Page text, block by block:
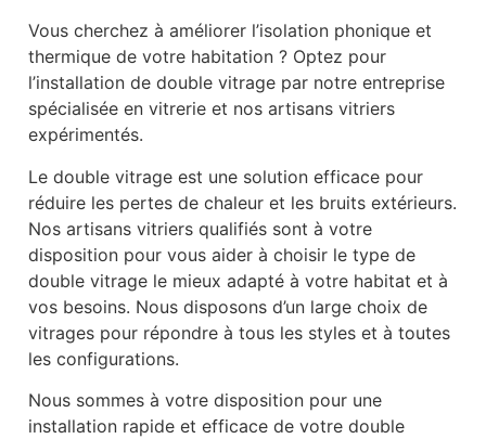
Vous cherchez à améliorer l’isolation phonique et
thermique de votre habitation ? Optez pour
l’installation de double vitrage par notre entreprise
spécialisée en vitrerie et nos artisans vitriers
expérimentés.
Le double vitrage est une solution efficace pour
réduire les pertes de chaleur et les bruits extérieurs.
Nos artisans vitriers qualifiés sont à votre
disposition pour vous aider à choisir le type de
double vitrage le mieux adapté à votre habitat et à
vos besoins. Nous disposons d’un large choix de
vitrages pour répondre à tous les styles et à toutes
les configurations.
Nous sommes à votre disposition pour une
installation rapide et efficace de votre double